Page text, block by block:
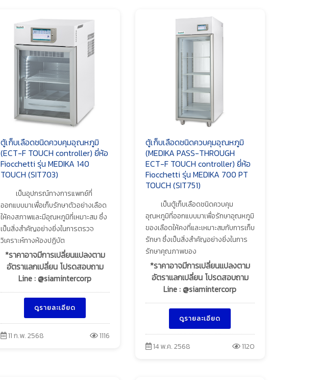
ตู้เก็บเลือดชนิดควบคุมอุณหภูมิ
(ECT-F TOUCH controller) ยี่ห้อ
Fiocchetti รุ่น MEDIKA 140
TOUCH (SIT703)
เป็นอุปกรณ์ทางการแพทย์ที่
ออกแบบมาเพื่อเก็บรักษาตัวอย่างเลือด
ให้คงสภาพและมีอุณหภูมิที่เหมาะสม ซึ่ง
เป็นสิ่งสำคัญอย่างยิ่งในการตรวจ
วิเคราะห์ทางห้องปฏิบัต
*ราคาอาจมีการเปลี่ยนแปลงตาม
อัตราแลกเปลี่ยน โปรดสอบถาม
Line : @siamintercorp
ดูรายละเอียด
11 ก.พ. 2568 1116
ตู้เก็บเลือดชนิดควบคุมอุณหภูมิ
(MEDIKA PASS-THROUGH
ECT-F TOUCH controller) ยี่ห้อ
Fiocchetti รุ่น MEDIKA 700 PT
TOUCH (SIT751)
เป็นตู้เก็บเลือดชนิดควบคุม
อุณหภูมิที่ออกแบบมาเพื่อรักษาอุณหภูมิ
ของเลือดให้คงที่และเหมาะสมกับการเก็บ
รักษา ซึ่งเป็นสิ่งสำคัญอย่างยิ่งในการ
รักษาคุณภาพของ
*ราคาอาจมีการเปลี่ยนแปลงตาม
อัตราแลกเปลี่ยน โปรดสอบถาม
Line : @siamintercorp
ดูรายละเอียด
14 พ.ค. 2568 1120